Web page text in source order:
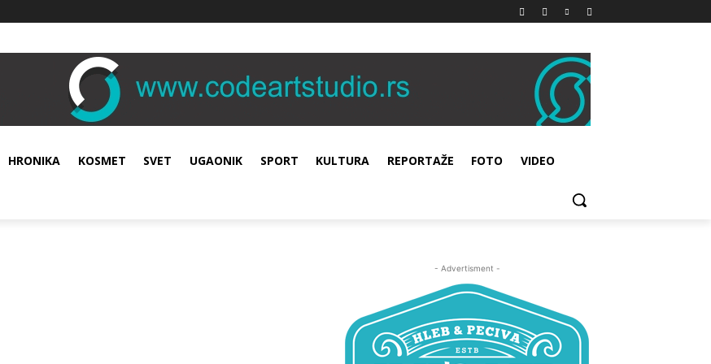
HRONIKA KOSMET SVET UGAONIK SPORT KULTURA REPORTAŽE FOTO VIDEO
- Advertisment -